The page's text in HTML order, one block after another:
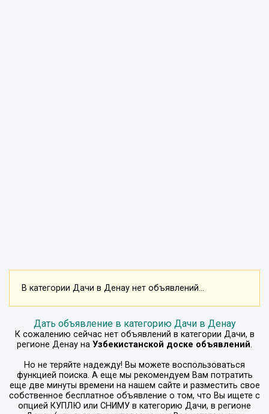
В категории Дачи в Денау нет объявлений...
Дать объявление в категорию Дачи в Денау
К сожалению сейчас нет объявлений в категории Дачи, в
регионе Денау на Узбекистанской доске объявлений.
Но не теряйте надежду! Вы можете воспользоваться
функцией поиска. А еще мы рекомендуем Вам потратить
еще две минуты времени на нашем сайте и разместить свое
собственное бесплатное объявление о том, что Вы ищете с
опцией КУПЛЮ или СНИМУ в категорию Дачи, в регионе